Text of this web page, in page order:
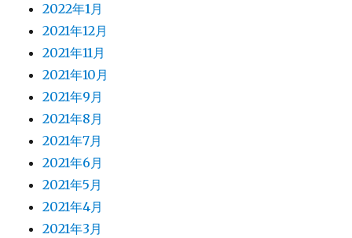
2022年1月
2021年12月
2021年11月
2021年10月
2021年9月
2021年8月
2021年7月
2021年6月
2021年5月
2021年4月
2021年3月